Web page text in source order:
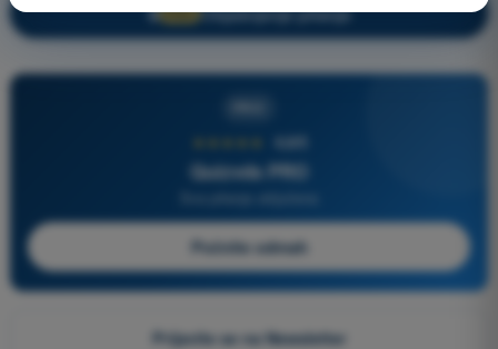
🔒 PRO Objašnjenje pitanja
4,6/5
Quizvds PRO
Počnite odmah
Prijavite se na Newsletter